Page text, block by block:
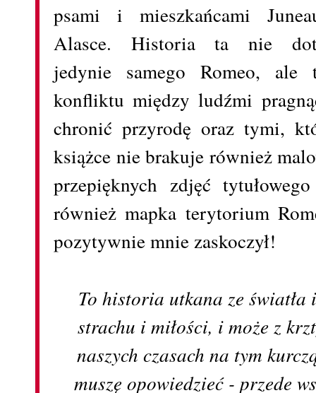
psami i mieszkańcami
Alasce. Historia ta nie
jedynie samego Romeo, ale
konfliktu między ludźmi
chronić przyrodę oraz tymi,
książce nie brakuje również
przepięknych zdjęć
również mapka terytorium
pozytywnie mnie zaskoczył!
To historia utkana ze
strachu i miłości, i może z
naszych czasach na tym
muszę opowiedzieć - przede